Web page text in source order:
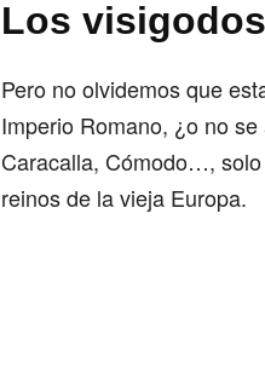
Los
Pero no olvidemos que
Imperio Romano, ¿o no
Caracalla, Cómodo…,
reinos de la vieja Europa.